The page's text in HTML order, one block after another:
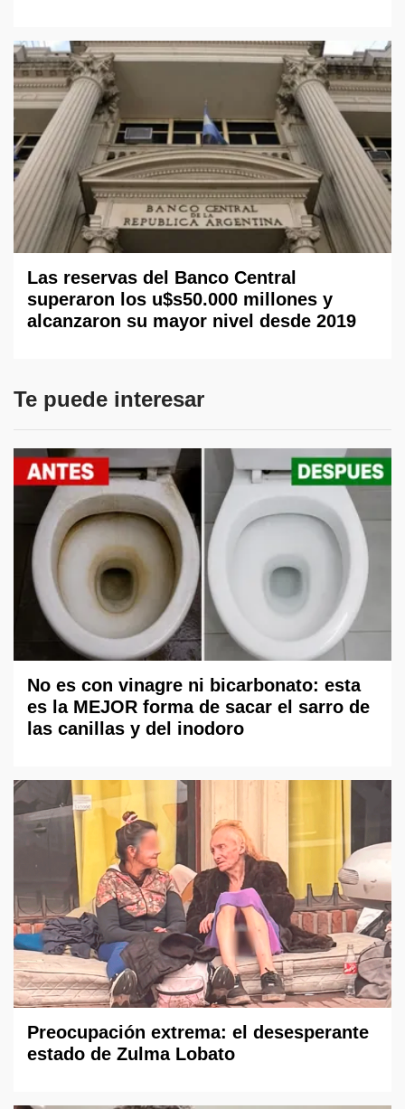
Las reservas del Banco Central
superaron los u$s50.000 millones y
alcanzaron su mayor nivel desde 2019
Te puede interesar
No es con vinagre ni bicarbonato: esta
es la MEJOR forma de sacar el sarro de
las canillas y del inodoro
Preocupación extrema: el desesperante
estado de Zulma Lobato